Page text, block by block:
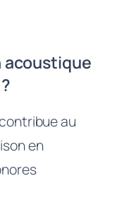
acoustique
au
en